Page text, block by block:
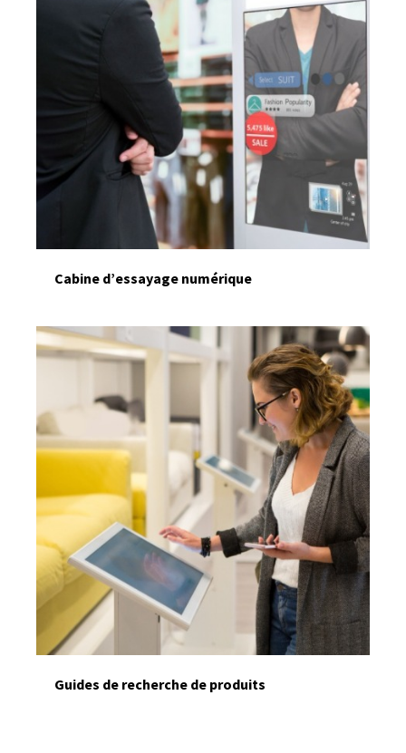
Cabine d’essayage numérique
Guides de recherche de produits